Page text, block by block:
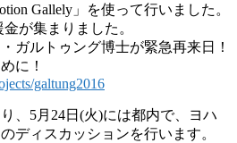
Gallely」を使って行いました。
が集まりました。
ガルトゥング博士が緊急再来日！
に！
galtung2016
、5月24日(火)には都内で、ヨハ
ディスカッションを行います。